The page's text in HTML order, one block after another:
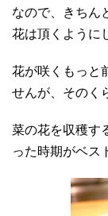
なので、きちん
花は頂くように
花が咲くもっと
せんが、そのく
菜の花を収穫す
った時期がベス